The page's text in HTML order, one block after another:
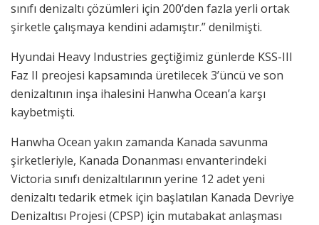
sınıfı denizaltı çözümleri için 200’den fazla yerli ortak
şirketle çalışmaya kendini adamıştır.” denilmişti.
Hyundai Heavy Industries geçtiğimiz günlerde KSS-III
Faz II preojesi kapsamında üretilecek 3’üncü ve son
denizaltının inşa ihalesini Hanwha Ocean’a karşı
kaybetmişti.
Hanwha Ocean yakın zamanda Kanada savunma
şirketleriyle, Kanada Donanması envanterindeki
Victoria sınıfı denizaltılarının yerine 12 adet yeni
denizaltı tedarik etmek için başlatılan Kanada Devriye
Denizaltısı Projesi (CPSP) için mutabakat anlaşması